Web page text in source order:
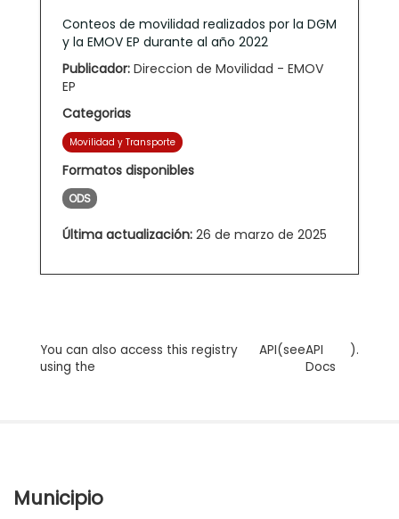
Conteos de movilidad realizados por la DGM
y la EMOV EP durante al año 2022
Publicador: Direccion de Movilidad - EMOV
EP
Categorias
Movilidad y Transporte
Formatos disponibles
ODS
Última actualización: 26 de marzo de 2025
You can also access this registry
using the
API(seeAPI
Docs
).
Municipio